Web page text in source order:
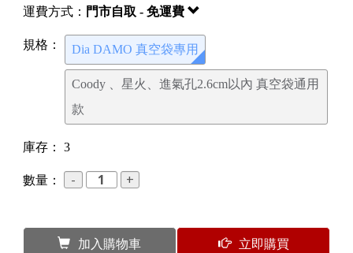
運費方式： 門市自取 - 免運費
規格： Dia DAMO 真空袋專用
Coody 、星火、進氣孔2.6cm以內 真空袋通用
款
庫存： 3
數量：
加入購物車 立即購買